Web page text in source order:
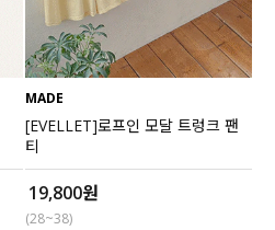
MADE
[EVELLET]로프인 모달 트렁크 팬
티
19,800원
(28~38)